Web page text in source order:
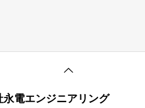
永電エンジニアリング